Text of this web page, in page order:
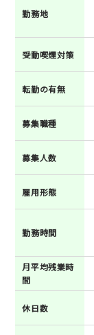
勤務地
受動喫煙対策
転勤の有無
募集職種
募集人数
雇用形態
勤務時間
月平均残業時
間
休日数